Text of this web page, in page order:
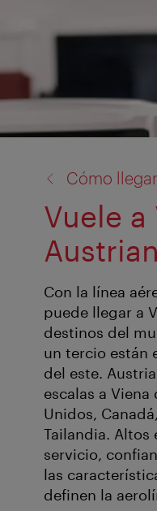
Cómo
Vuele a
Con la línea
puede llegar a
destinos del
un tercio están
del este.
escalas a Viena
Unidos,
Tailandia. Altos
servicio,
las
definen la